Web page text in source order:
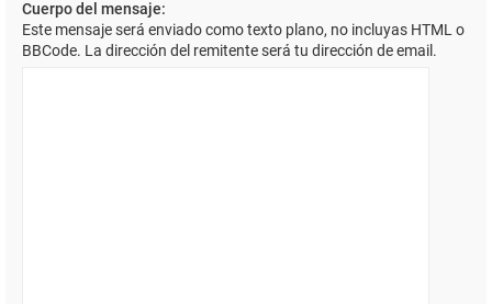
Cuerpo del mensaje:
Este mensaje será enviado como texto plano, no incluyas HTML o
BBCode. La dirección del remitente será tu dirección de email.